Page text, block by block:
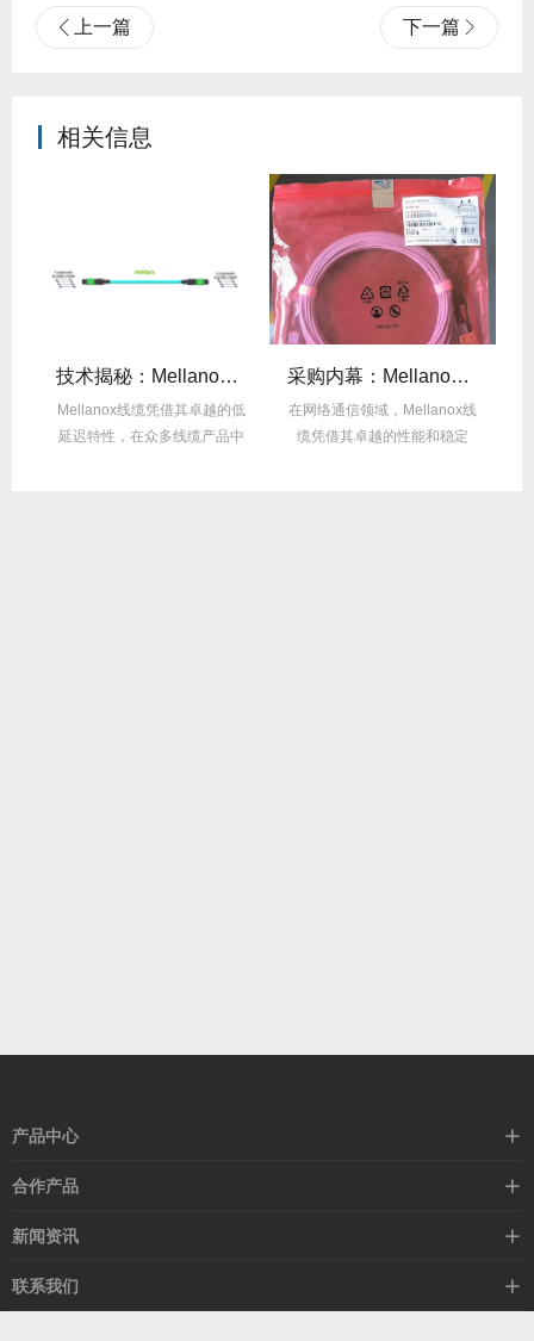
上一篇 下一篇
相关信息
技术揭秘：Mellanox线缆低延迟背后的“信号优化”黑科技！
Mellanox线缆凭借其卓越的低
延迟特性，在众多线缆产品中
采购内幕：Mellanox线缆验真3步走，假货休想蒙混过关！
在网络通信领域，Mellanox线
缆凭借其卓越的性能和稳定
产品中心
高速线缆
以太网交换机
合作产品
希捷硬盘
新闻资讯
行业动态
技术视角
联系我们